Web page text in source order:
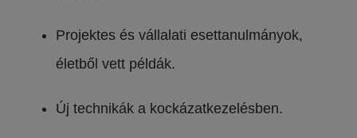
Projektes és vállalati esettanulmányok,
életből vett példák.
Új technikák a kockázatkezelésben.